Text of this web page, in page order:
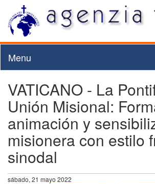
Menu
VATICANO - La
Unión Misional:
animación y
misionera con estilo
sinodal
sábado, 21 mayo 2022